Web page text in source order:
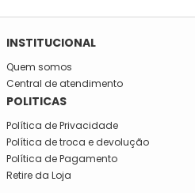
INSTITUCIONAL
Quem somos
Central de atendimento
POLITICAS
Política de Privacidade
Política de troca e devolução
Política de Pagamento
Retire da Loja